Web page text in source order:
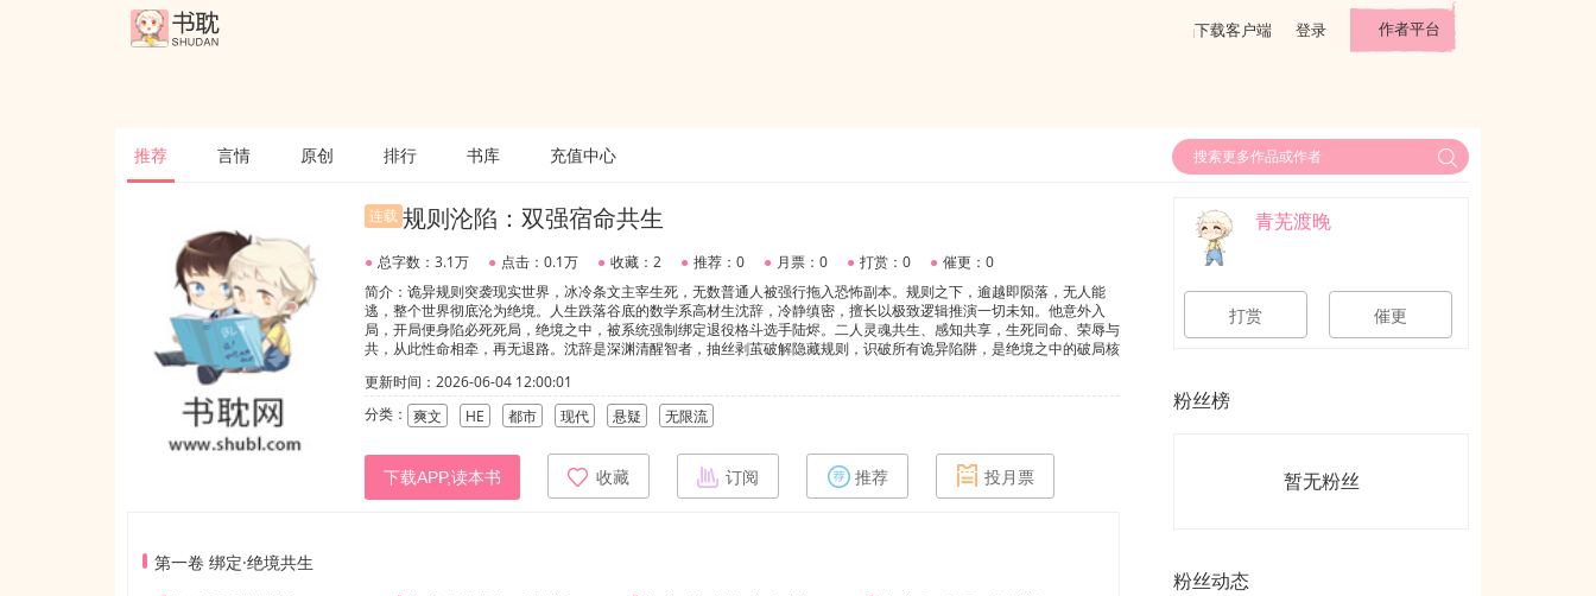
下载客户端 登录 作者平台
推荐 言情 原创 排行 书库 充值中心
连载 规则沦陷：双强宿命共生
● 总字数：3.1万 ● 点击：0.1万 ● 收藏：2 ● 推荐：0 ● 月票：0 ● 打赏：0 ● 催更：0
简介：诡异规则突袭现实世界，冰冷条文主宰生死，无数普通人被强行拖入恐怖副本。规则之下，逾越即陨落，无人能
逃，整个世界彻底沦为绝境。人生跌落谷底的数学系高材生沈辞，冷静缜密，擅长以极致逻辑推演一切未知。他意外入
局，开局便身陷必死死局，绝境之中，被系统强制绑定退役格斗选手陆烬。二人灵魂共生、感知共享，生死同命、荣辱与
共，从此性命相牵，再无退路。沈辞是深渊清醒智者，抽丝剥茧破解隐藏规则，识破所有诡异陷阱，是绝境之中的破局核
到生死相依的托付沉沦，一次次副本搏杀，让陌生的两人成为彼此深渊里唯一的软肋与救赎。层层副本剥开世界真相，冰
冷规则暗藏千年轮回宿命。当世人皆沦为诡异的傀儡，沈辞与陆烬以共生之躯逆势逆命。世间规则可破，宿命轮回可改，
唯独对你的心动，至死不渝，终生唯一。
更新时间：2026-06-04 12:00:01
分类： 爽文 HE 都市 现代 悬疑 无限流
下载APP,读本书 收藏 订阅 推荐 投月票
第一卷 绑定·绝境共生
青芜渡晚
打赏 催更
粉丝榜
暂无粉丝
粉丝动态